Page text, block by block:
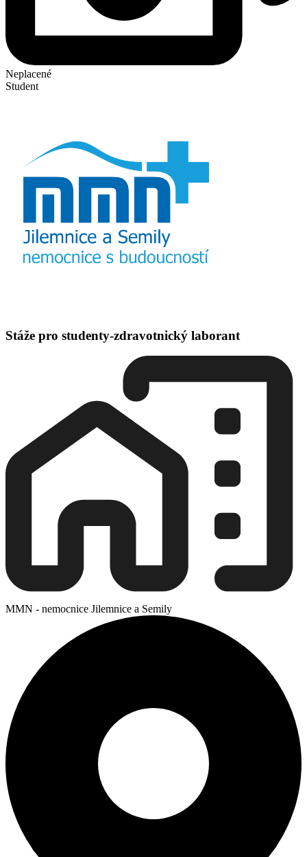
Neplacené
Student
Stáže pro studenty-zdravotnický laborant
MMN - nemocnice Jilemnice a Semily